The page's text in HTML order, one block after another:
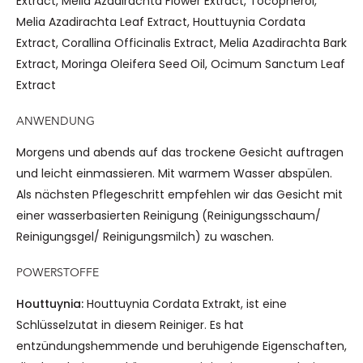
Melia Azadirachta Leaf Extract, Houttuynia Cordata
Extract, Corallina Officinalis Extract, Melia Azadirachta Bark
Extract, Moringa Oleifera Seed Oil, Ocimum Sanctum Leaf
Extract
ANWENDUNG
Morgens und abends auf das trockene Gesicht auftragen
und leicht einmassieren. Mit warmem Wasser abspülen.
Als nächsten Pflegeschritt empfehlen wir das Gesicht mit
einer wasserbasierten Reinigung (Reinigungsschaum/
Reinigungsgel/ Reinigungsmilch) zu waschen.
POWERSTOFFE
Houttuynia: Houttuynia Cordata Extrakt, ist eine
Schlüsselzutat in diesem Reiniger. Es hat
entzündungshemmende und beruhigende Eigenschaften,